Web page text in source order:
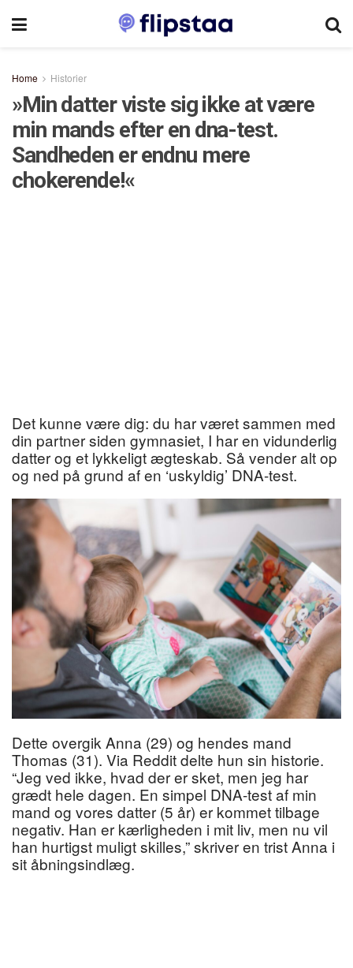
Home Historier
»Min datter viste sig ikke at være
min mands efter en dna-test.
Sandheden er endnu mere
chokerende!«
Det kunne være dig: du har været sammen med
din partner siden gymnasiet, I har en vidunderlig
datter og et lykkeligt ægteskab. Så vender alt op
og ned på grund af en ‘uskyldig’ DNA-test.
Dette overgik Anna (29) og hendes mand
Thomas (31). Via Reddit delte hun sin historie.
“Jeg ved ikke, hvad der er sket, men jeg har
grædt hele dagen. En simpel DNA-test af min
mand og vores datter (5 år) er kommet tilbage
negativ. Han er kærligheden i mit liv, men nu vil
han hurtigst muligt skilles,” skriver en trist Anna i
sit åbningsindlæg.